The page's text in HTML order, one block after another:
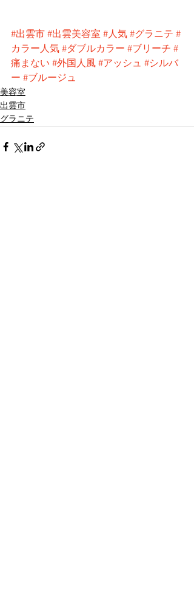
#出雲市 #出雲美容室 #人気 #グラニテ #
カラー人気 #ダブルカラー #ブリーチ #
痛まない #外国人風 #アッシュ #シルバ
ー #ブルージュ
美容室
出雲市
グラニテ